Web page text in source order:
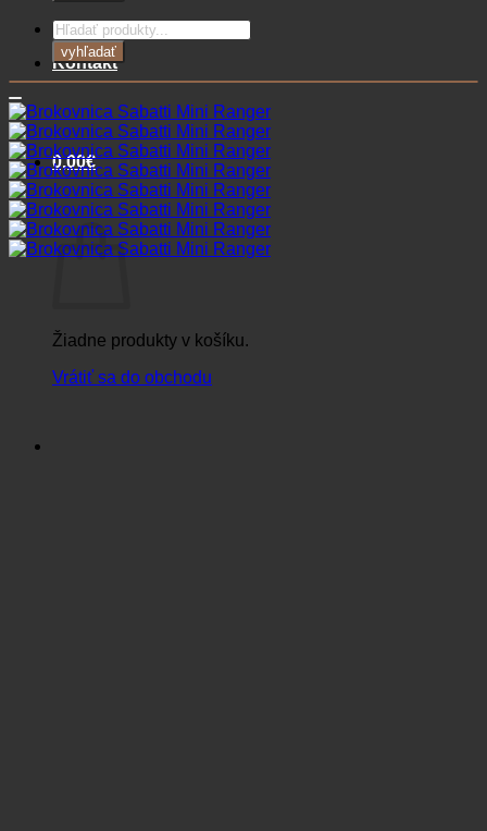
Kontakt
0,00€
Košík
Žiadne produkty v košíku.
Vrátiť sa do obchodu
Products
search
vyhľadať